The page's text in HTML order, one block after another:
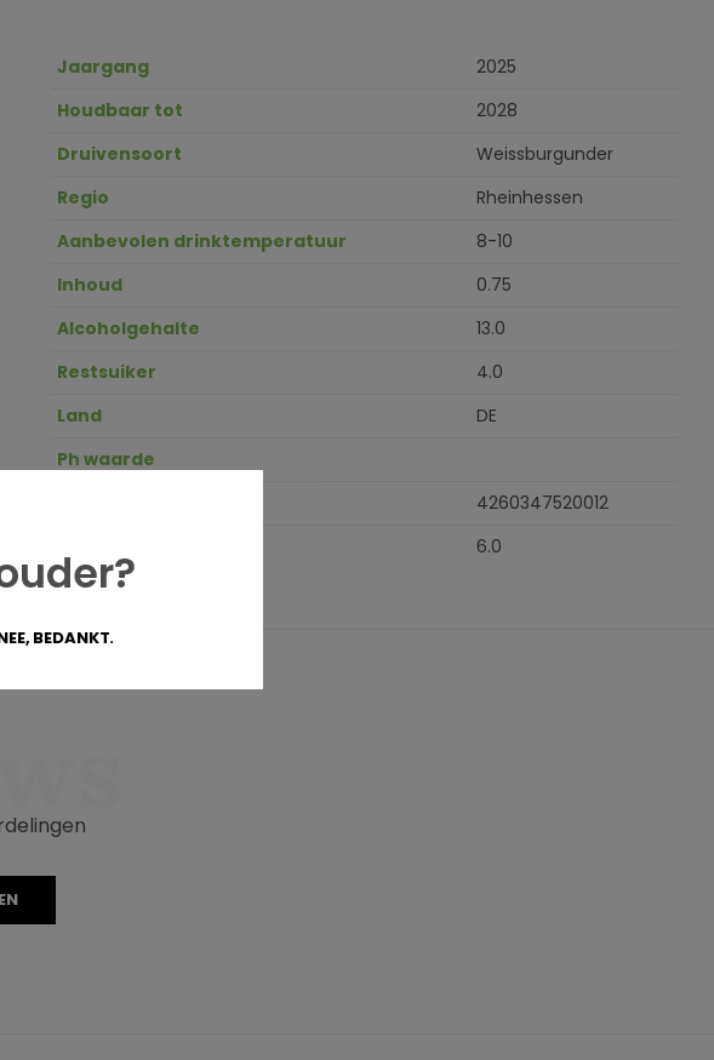
BEDANKT.
Jaargang
2025
Houdbaar tot
2028
Druivensoort
Weissburgunder
Regio
Rheinhessen
Aanbevolen drinktemperatuur
8-10
Inhoud
0.75
Alcoholgehalte
13.0
Restsuiker
4.0
Land
DE
Ph waarde
4260347520012
6.0